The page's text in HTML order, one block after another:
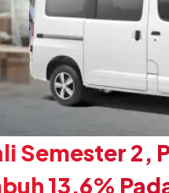
Semester 2,
13,6%